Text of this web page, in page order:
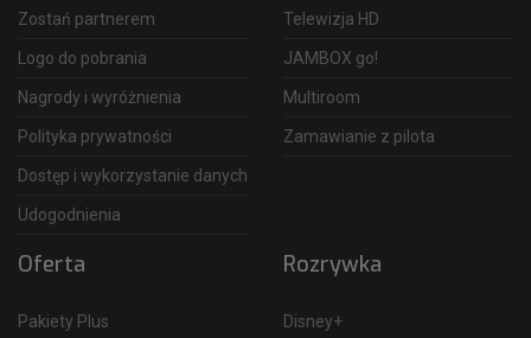
Zostań partnerem
Logo do pobrania
Nagrody i wyróżnienia
Polityka prywatności
Dostęp i wykorzystanie danych
Udogodnienia
Telewizja HD
JAMBOX go!
Multiroom
Zamawianie z pilota
Oferta
Pakiety Plus
Rozrywka
Disney+